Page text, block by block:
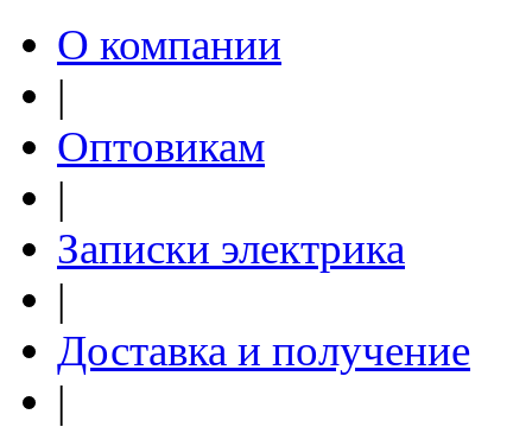
О компании
|
Оптовикам
|
Записки электрика
|
Доставка и получение
|